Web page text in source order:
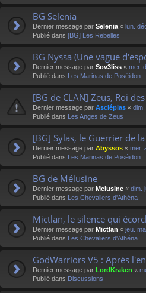
BG Selenia
Dernier message par Selenia « lun.
Publié dans [BG] Les Rebelles
BG Nyssa (Une vague
Dernier message par Sov3liss « mer.
Publié dans Les Marinas de Poséidon
[BG de CLAN] Zeus, Roi
Dernier message par Asclépias «
Publié dans Les Anges de Zeus
[BG] Sylas, le Guerrier de
Dernier message par Abyssos « mer.
Publié dans Les Marinas de Poséidon
BG de Mélusine
Dernier message par Melusine « dim.
Publié dans Les Chevaliers d'Athéna
Mictlan, le silence qui
Dernier message par Mictlan « jeu.
Publié dans Les Chevaliers d'Athéna
GodWarriors V5 : Après
Dernier message par LordKraken «
Publié dans Discussions